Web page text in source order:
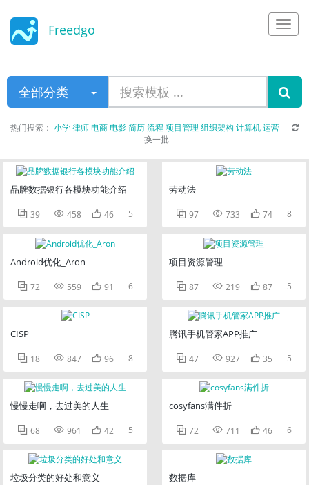
Freedgo
全部分类
热门搜索： 小学律师电商电影简历流程 项目管理 组织架构 计算机运营
换一批
品牌数据银行各模块功能介绍
 39  458  46 5
Android优化_Aron
 72  559  91 6
CISP
 18  847  96 8
慢慢走啊，去过美的人生
 68  961  42 5
垃圾分类的好处和意义
劳动法
 97  733  74 8
项目资源管理
 87  219  87 5
腾讯手机管家APP推广
 47  927  35 5
cosyfans满件折
 72  711  46 6
数据库